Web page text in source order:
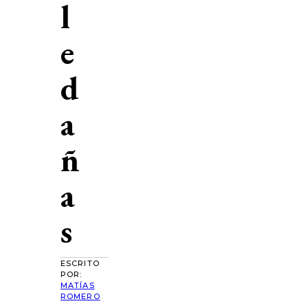
l
e
d
a
ñ
a
s
ESCRITO
POR:
MATÍAS
ROMERO